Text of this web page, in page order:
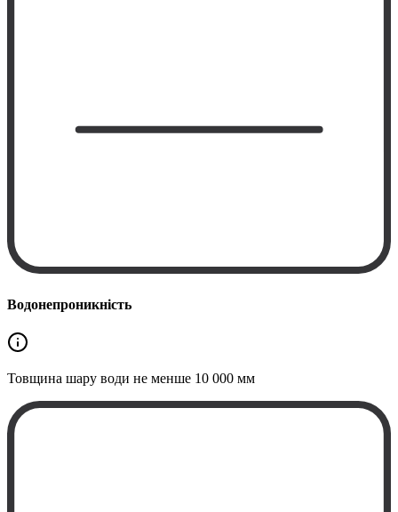
Водонепроникність
Товщина шару води не менше 10 000 мм